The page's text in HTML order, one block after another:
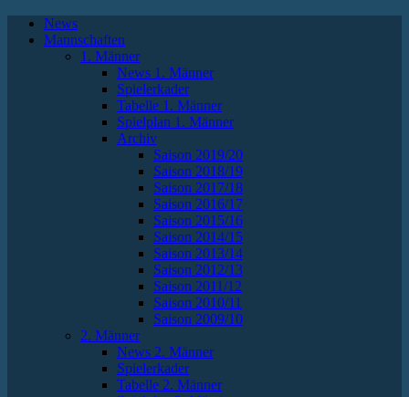
News
Mannschaften
1. Männer
News 1. Männer
Spielerkader
Tabelle 1. Männer
Spielplan 1. Männer
Archiv
Saison 2019/20
Saison 2018/19
Saison 2017/18
Saison 2016/17
Saison 2015/16
Saison 2014/15
Saison 2013/14
Saison 2012/13
Saison 2011/12
Saison 2010/11
Saison 2009/10
2. Männer
News 2. Männer
Spielerkader
Tabelle 2. Männer